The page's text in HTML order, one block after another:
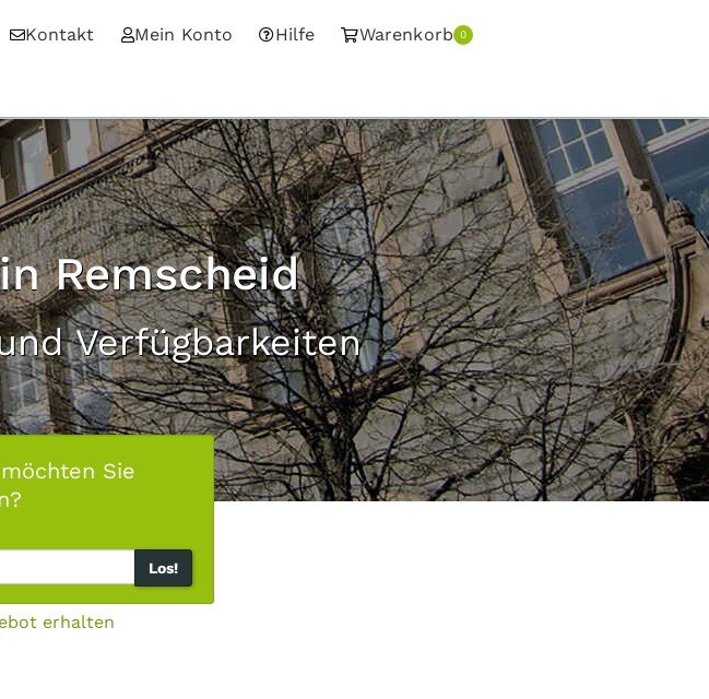
Kontakt Mein Konto Hilfe Warenkorb 0
Remscheid
Verfügbarkeiten
Sie
Los!
erhalten